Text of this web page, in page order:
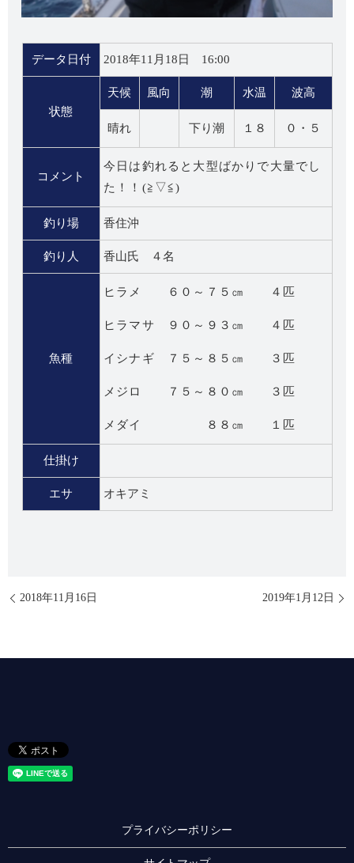
データ日付 2018年11月18日 16:00
状態
天候 風向 潮 水温 波高
晴れ 下り潮 １８ ０・５
コメント
今日は釣れると大型ばかりで大量でし
た！！(≧▽≦)
釣り場 香住沖
釣り人 香山氏 ４名
魚種
ヒラメ ６０～７５㎝ ４匹
ヒラマサ ９０～９３㎝ ４匹
イシナギ ７５～８５㎝ ３匹
メジロ ７５～８０㎝ ３匹
メダイ ８８㎝ １匹
仕掛け
エサ オキアミ
2018年11月16日 2019年1月12日
プライバシーポリシー